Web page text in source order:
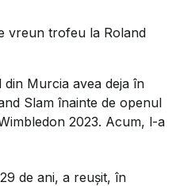
vreun trofeu la Roland
din Murcia avea deja în
Slam înainte de openul
2023. Acum, l-a
de ani, a reușit, în